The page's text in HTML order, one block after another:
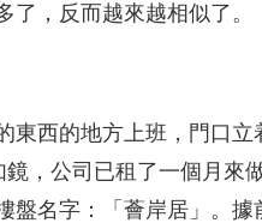
，反而越來越相似了。
東西的地方上班，門口
，公司已租了一個月來
盤名字：「薈岸居」。